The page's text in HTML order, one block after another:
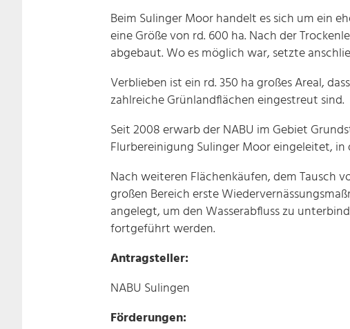
Beim Sulinger Moor handelt es sich um ein
eine Größe von rd. 600 ha. Nach der
abgebaut. Wo es möglich war, setzte
Verblieben ist ein rd. 350 ha großes Areal,
zahlreiche Grünlandflächen eingestreut sind.
Seit 2008 erwarb der NABU im Gebiet
Flurbereinigung Sulinger Moor eingeleitet,
Nach weiteren Flächenkäufen, dem Tausch
großen Bereich erste
angelegt, um den Wasserabfluss zu
fortgeführt werden.
Antragsteller:
NABU Sulingen
Förderungen: